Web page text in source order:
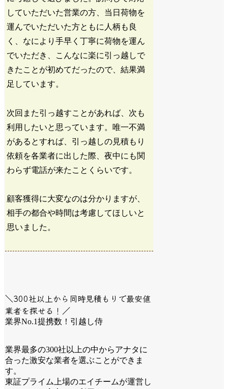
していただいた営業の方、当日荷物を
運んでいただいた方ともに人柄も良
く、なにより手早く丁寧に荷物を運ん
でいただき、こんなに楽に引っ越しで
きたことが初めてだったので、結果満
足しています。
次回また引っ越すことがあれば、次も
利用したいと思っています。唯一不満
があるとすれば、引っ越しの見積もり
依頼を各業者に出した際、夜中にも関
わらず電話が来たことくらいです。
顧客獲得に大変なのは分かりますが、
相手の都合や時間は考慮してほしいと
思いました。
＼300社以上から同時見積もりで最安値
業者を探せる！／
業界No.1提携数！引越し侍
業界最多の300社以上の中からアナタに
合った激安な業者を選ぶことができま
す。
東証プライム上場のエイチームが運営し